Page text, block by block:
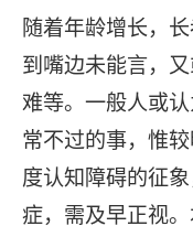
随着年龄增长，
到嘴边未能言，
难等。一般人或
常不过的事，惟
度认知障碍的征
症，需及早正视